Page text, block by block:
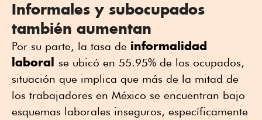
Informales y subocupados
también aumentan
Por su parte, la tasa de informalidad
laboral se ubicó en 55.95% de los ocupados,
situación que implica que más de la mitad de
los trabajadores en México se encuentran bajo
esquemas laborales inseguros, específicamente